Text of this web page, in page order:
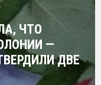
ЧТО
—
ДВЕ